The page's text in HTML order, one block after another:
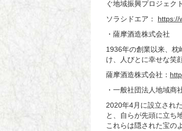
ぐ地域振興プロジェク
ソラシドエア： https://
・薩摩酒造株式会社
1936年の創業以来、枕
け、人びとに幸せな笑
薩摩酒造株式会社：
・一般社団法人地域商
2020年4月に設立され
と、自らが先頭に立ち
これらは隠された宝の